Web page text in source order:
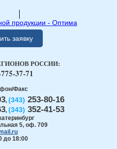
заявку
Факс
, (343) 253-80-16
, (343) 352-41-53
5, оф. 709
до 18:00
РОССИИ:
37-71